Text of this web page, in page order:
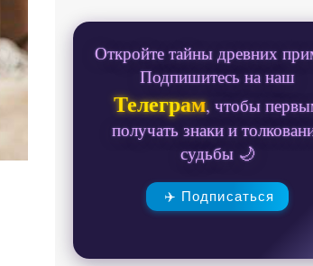
Откройте тайны древних
Подпишитесь на наш
Телеграм, чтобы
получать знаки и
судьбы 🌙
✈️ Подписаться